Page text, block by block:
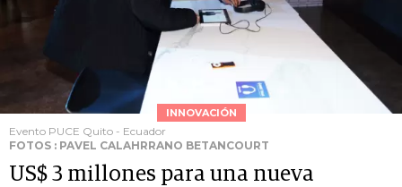
INNOVACIÓN
Evento PUCE Quito - Ecuador
FOTOS : PAVEL CALAHRRANO BETANCOURT
US$ 3 millones para una nueva